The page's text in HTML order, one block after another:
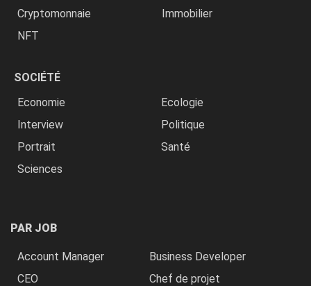
Cryptomonnaie
Immobilier
NFT
SOCIÉTÉ
Economie
Ecologie
Interview
Politique
Portrait
Santé
Sciences
PAR JOB
Account Manager
Business Developer
CEO
Chef de projet